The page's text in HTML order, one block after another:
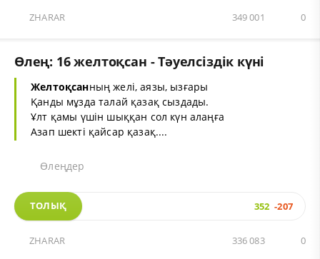
ZHARAR 0
349 001
Өлең: 16 желтоқсан - Тәуелсіздік күні
Желтоқсанның желі, аязы, ызғары
Қанды мұзда талай қазақ сыздады.
Ұлт қамы үшін шыққан сол күн алаңға
Азап шекті қайсар қазақ....
Өлеңдер
ТОЛЫҚ 352 -207
ZHARAR 0
336 083